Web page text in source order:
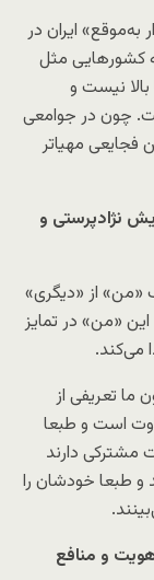
ایران در
که نسبت به کشورهایی مثل
بالا نیست و
چون در جوامعی
فجایعی مهیاتر
نژادپرستی و
از «دیگری»
«من» در تمایز
می‌کند.
ما تعریفی از
است و طبعا
دارند
طبعا خودشان را
و منافع